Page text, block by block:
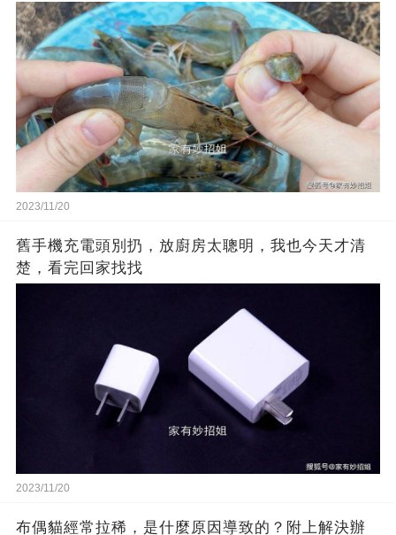
2023/11/20
舊手機充電頭別扔，放廚房太聰明，我也今天才清
楚，看完回家找找
2023/11/20
布偶貓經常拉稀，是什麼原因導致的？附上解決辦